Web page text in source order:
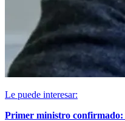
Le puede interesar:
Primer ministro confirmado: